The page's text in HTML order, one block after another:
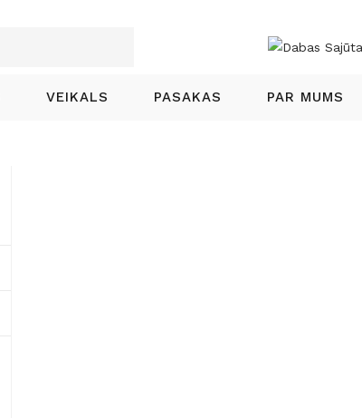
VEIKALS PASAKAS PAR MUMS